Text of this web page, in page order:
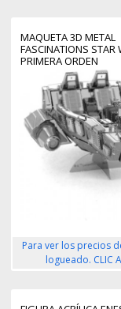
MAQUETA 3D METAL
FASCINATIONS STAR
PRIMERA ORDEN
SNOWSPEEDER
PEGAMENTO NI
Para ver los precios
logueado. CLIC